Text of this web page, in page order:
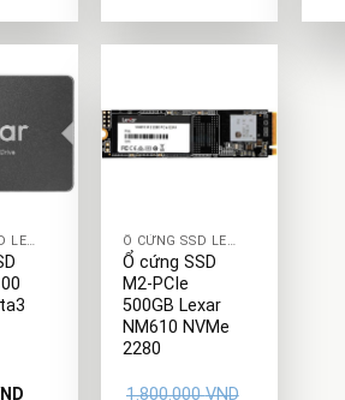
tại
Ổ CỨNG SSD LEXAR Ổ CỨNG SSD LEXAR
Ổ cứng SSD
M2-PCIe
500GB Lexar
NM610 NVMe
2280
1.800.000VND